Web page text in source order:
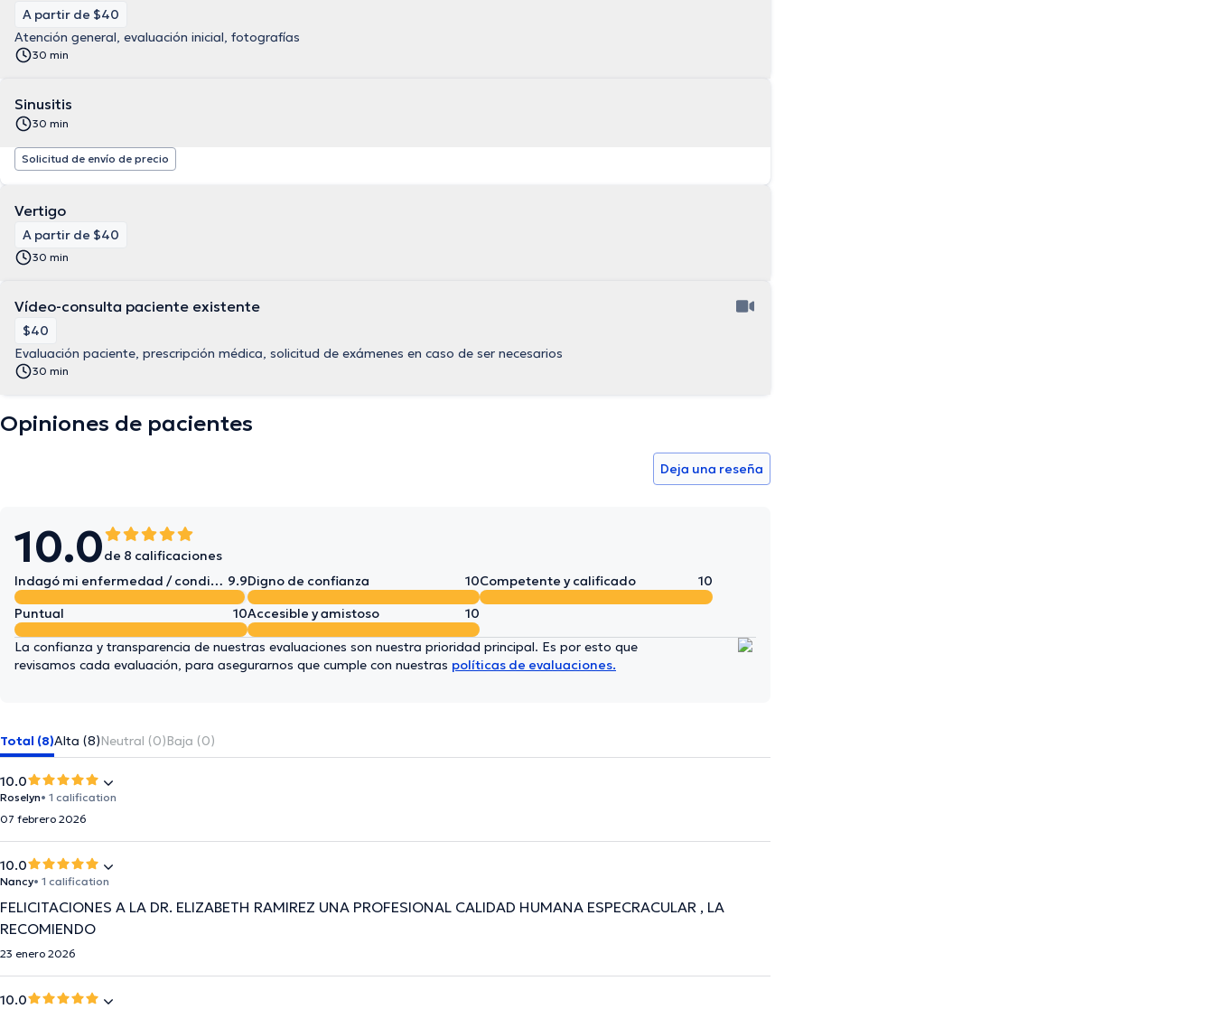
A partir de $40
Atención general, evaluación inicial, fotografías
30 min
Sinusitis
30 min
Solicitud de envío de precio
Vertigo
A partir de $40
30 min
Vídeo-consulta paciente existente
$40
Evaluación paciente, prescripción médica, solicitud de exámenes en caso de ser necesarios
30 min
Opiniones de pacientes
Deja una reseña
10.0de 8 calificaciones
Indagó mi enfermedad / condición en detalle 9.9Digno de confianza 10Competente y calificado
10
Puntual
10Accesible y amistoso 10
La confianza y transparencia de nuestras evaluaciones son nuestra prioridad principal. Es por esto que
revisamos cada evaluación, para asegurarnos que cumple con nuestras políticas de evaluaciones.
Total (8)Alta (8)Neutral (0)Baja (0)
10.0
Roselyn• 1 calification
07 febrero 2026
10.0
Nancy• 1 calification
FELICITACIONES A LA DR. ELIZABETH RAMIREZ UNA PROFESIONAL CALIDAD HUMANA ESPECRACULAR , LA
RECOMIENDO
23 enero 2026
10.0